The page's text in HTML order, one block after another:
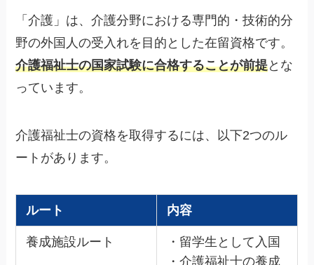
「介護」は、介護分野における専門的・技術的分
野の外国人の受入れを目的とした在留資格です。
介護福祉士の国家試験に合格することが前提とな
っています。
介護福祉士の資格を取得するには、以下2つのル
ートがあります。
ルート 内容
養成施設ルート
・留学生として入国
・介護福祉士の養成